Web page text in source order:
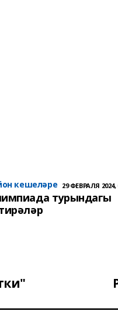
кешеләре 29 ФЕВРАЛЯ 2024,
турындагы